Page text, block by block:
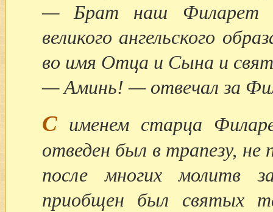
— Брат наш Филарет
великого ангельского
во имя Отца и Сына и
— Аминь! — отвечал за
С именем старца
отведен был в трапезу, не
после многих молитв
приобщен был святых